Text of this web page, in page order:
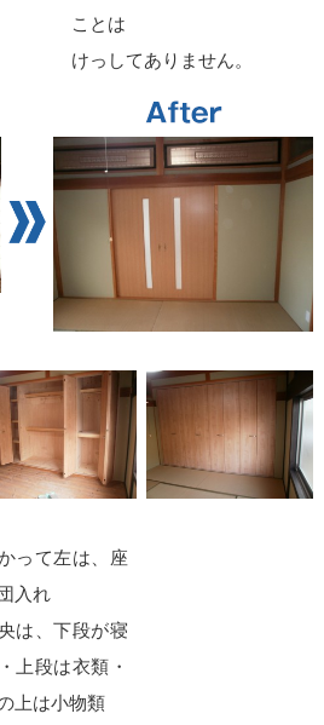
ことは
けっしてありません。
って左は、座
入れ
は、下段が寝
上段は衣類・
上は小物類